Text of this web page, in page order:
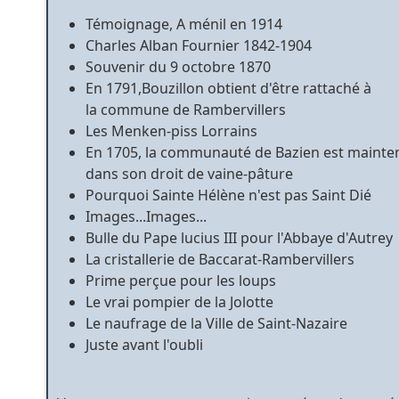
Témoignage, A ménil en 1914
Charles Alban Fournier 1842-1904
Souvenir du 9 octobre 1870
En 1791,Bouzillon obtient d'être rattaché à
la commune de Rambervillers
Les Menken-piss Lorrains
En 1705, la communauté de Bazien est
dans son droit de vaine-pâture
Pourquoi Sainte Hélène n'est pas Saint Dié
Images...Images...
Bulle du Pape lucius III pour l'Abbaye d'Autrey
La cristallerie de Baccarat-Rambervillers
Prime perçue pour les loups
Le vrai pompier de la Jolotte
Le naufrage de la Ville de Saint-Nazaire
Juste avant l'oubli